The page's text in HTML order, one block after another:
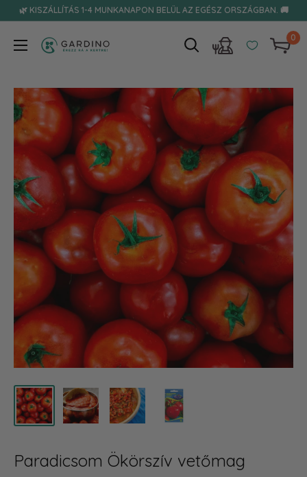
Tovább🌿 KISZÁLLÍTÁS 1-4 MUNKANAPON BELÜL AZ EGÉSZ ORSZÁGBAN. 🚚
Gardino
0
Paradicsom Ökörszív vetőmag